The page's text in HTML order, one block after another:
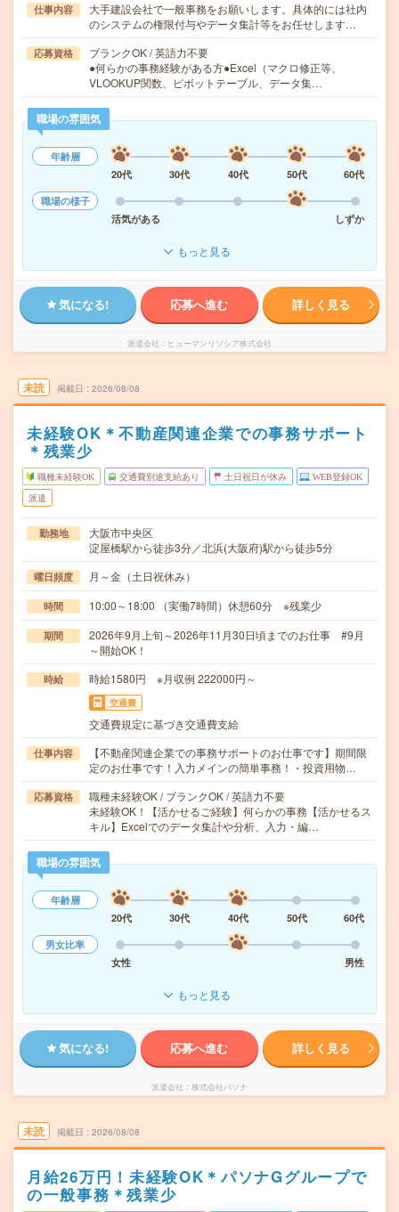
仕事内容
大手建設会社で一般事務をお願いします。具体的には社内
のシステムの権限付与やデータ集計等をお任せします…
応募資格
ブランクOK / 英語力不要
●何らかの事務経験がある方●Excel（マクロ修正等、
VLOOKUP関数、ピボットテーブル、データ集…
職場の雰囲気
年齢層
20代
30代 40代 50代
60代
職場の様子
活気がある
しずか
もっと見る
気になる! 応募へ進む 詳しく見る
派遣会社 ヒューマンリソシア株式会社
未読 掲載日 2026/08/08
未経験OK＊不動産関連企業での事務サポート
＊残業少
職種未経験OK 交通費別途支給あり 土日祝日が休み WEB登録OK
派遣
勤務地
大阪市中央区
淀屋橋駅から徒歩3分／北浜(大阪府)駅から徒歩5分
曜日頻度 月～金（土日祝休み）
時間 10:00～18:00 （実働7時間）休憩60分 ※残業少
期間
2026年9月上旬～2026年11月30日頃までのお仕事 #9月
～開始OK！
時給 時給1580円 ※月収例 222000円～
交通費
交通費規定に基づき交通費支給
仕事内容
【不動産関連企業での事務サポートのお仕事です】期間限
定のお仕事です！入力メインの簡単事務！・投資用物…
応募資格
職種未経験OK / ブランクOK / 英語力不要
未経験OK！【活かせるご経験】何らかの事務【活かせるス
キル】Excelでのデータ集計や分析、入力・編…
職場の雰囲気
年齢層
20代
30代 40代 50代
60代
男女比率
女性
男性
もっと見る
気になる! 応募へ進む 詳しく見る
派遣会社 株式会社パソナ
未読 掲載日 2026/08/08
月給26万円！未経験OK＊パソナGグループで
の一般事務＊残業少